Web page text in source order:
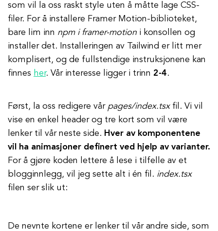
som vil la oss raskt style uten å måtte lage CSS-
filer. For å installere Framer Motion-biblioteket,
bare lim inn npm i framer-motion i konsollen og
installer det. Installeringen av Tailwind er litt mer
komplisert, og de fullstendige instruksjonene kan
finnes her. Vår interesse ligger i trinn 2-4.
Først, la oss redigere vår pages/index.tsxfil. Vi vil
vise en enkel header og tre kort som vil være
lenker til vår neste side. Hver av komponentene
vil ha animasjoner definert ved hjelp av varianter.
For å gjøre koden lettere å lese i tilfelle av et
blogginnlegg, vil jeg sette alt i én fil. index.tsx
filen ser slik ut:
De nevnte kortene er lenker til vår andre side, som